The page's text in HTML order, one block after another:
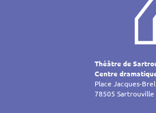
Théâtre de
Centre
Place Jacques-
78505 Sartrouville